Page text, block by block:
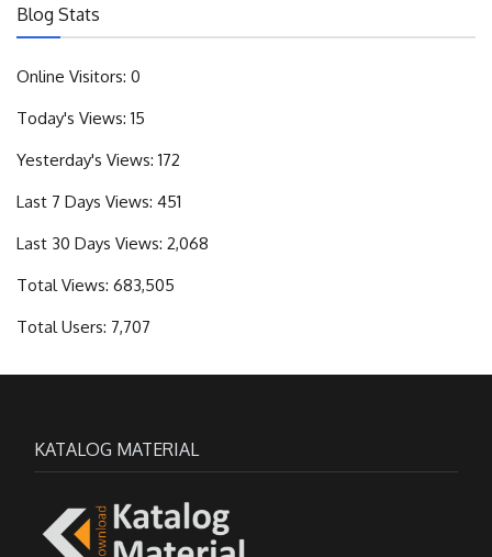
Blog Stats
Online Visitors: 0
Today's Views: 15
Yesterday's Views: 172
Last 7 Days Views: 451
Last 30 Days Views: 2,068
Total Views: 683,505
Total Users: 7,707
KATALOG MATERIAL